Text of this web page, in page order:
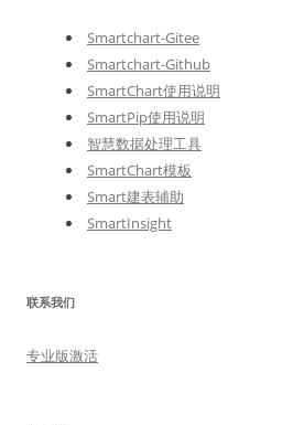
Smartchart-Gitee
Smartchart-Github
SmartChart使用说明
SmartPip使用说明
智慧数据处理工具
SmartChart模板
Smart建表辅助
SmartInsight
联系我们
专业版激活